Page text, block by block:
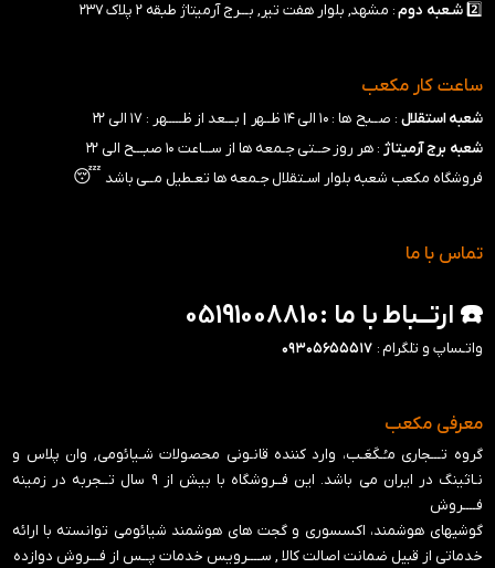
2️⃣ شـعبه دوم: مشهد, بلوار هفت تیر, بـــرج آرمیتاژ طبقه ۲ پلاک ۲۳۷
ساعت کار مکعب
شعبه استقلال : صــبح ها : ۱۰ الی ۱۴ ظــهر |
بـــعد از ظـــــهر : ۱۷ الی ۲۲
شعبه برج آرمیتاژ : هر روز حــتی جـمعه ها از ســـاعت ۱۰ صبـــح الی ۲۲
فروشگاه مکعب شعبه بلوار اسـتقلال جـمعه ها تعـطیل مــی باشد
😴
تماس با ما
☎️ ارتــباط با ما :05191008810
واتـساپ و تلگرام : ۰۹۳۰۵۶۵۵۵۱۷
معرفی مکعب
گروه تـــجاری مـُـکَعَـب، وارد کننده قانـونی محصولات شـیائومی, وان پلاس و
نـاثینگ در ایران می باشد. این فــروشگاه با بیش از ۹ سال تــجربه در زمینه
فــــروش
گوشیهای هوشمند، اکسسوری و گجت های هوشمند شیائومی توانسته با ارائه
خدماتی از قبیل ضمانت اصالت کالا , ســــرویس خدمات پــس از فـــروش دوازده